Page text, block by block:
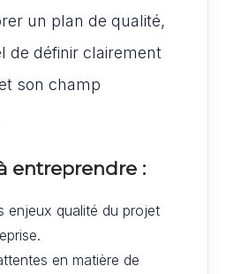
un plan de qualité,
de définir clairement
son champ
entreprendre :
enjeux qualité du projet
en matière de